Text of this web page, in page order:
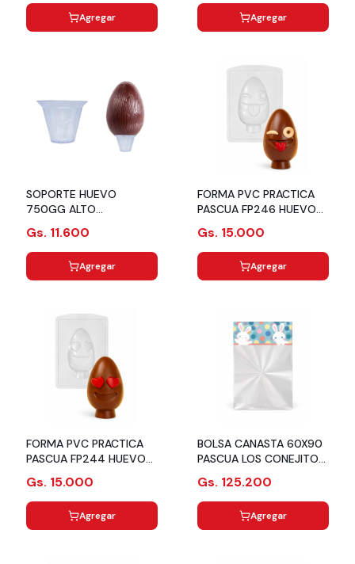
Agregar Agregar
SOPORTE HUEVO
750GG ALTO
CRISTAL
Gs. 11.600
Agregar
FORMA PVC PRACTICA
PASCUA FP246 HUEVO
CRISTAL
Gs. 15.000
Agregar
FORMA PVC PRACTICA
PASCUA FP244 HUEVO
CRISTAL
Gs. 15.000
Agregar
BOLSA CANASTA 60X90
PASCUA LOS CONEJITOS
Gs. 125.200
Agregar